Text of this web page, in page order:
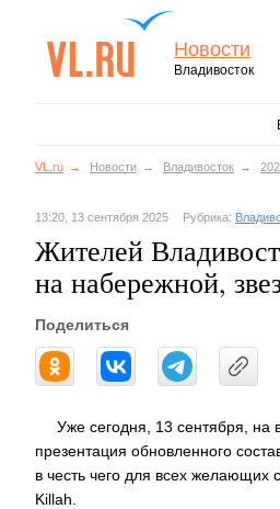
Новости
Владивосток
VL.ru Новости Владивосток
13:20, 13 сентября 2025 Рубрика:
Жителей
на набережной,
Поделиться
Уже сегодня, 13 сентября, на
презентация обновленного
в честь чего для всех желающих
Killah.